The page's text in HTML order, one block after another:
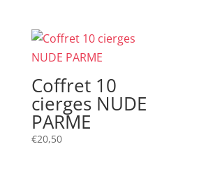
Coffret 10
cierges NUDE
PARME
€20,50